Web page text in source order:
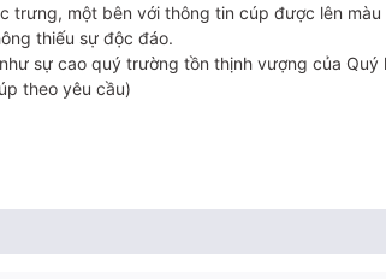
trưng, một bên với thông tin cúp được lên màu
thiếu sự độc đáo.
sự cao quý trường tồn thịnh vượng của Quý
theo yêu cầu)